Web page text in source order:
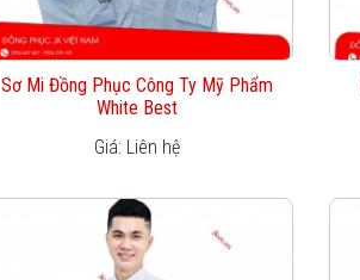
Sơ Mi Đồng Phục Công Ty Mỹ Phẩm
White Best
Giá: Liên hệ